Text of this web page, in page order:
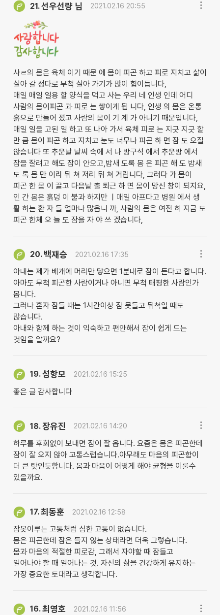
21.선우선량 님 2021.02.16 20:55
사ㄹ의 몸은 육체 이기 때문 에 몸이 피곤 하고 피로 지치고 삶이
살아 갈 정다로 무척 살아 가기가 많이 힘이듭니다,
매일 매일 일용 할 양식을 먹고 사는 우리 네 인생 인데 어디
사람의 몸이피곤 과 피로 는 쌓이게 됩 니다, 인생 의 몸은 온통
흙으로 만들어 졌고 사람의 몸이 기 계 가 아니기 때문입니다,
매일 일을 고된 일 하고 또 나아 가서 육체 피로 는 지긋 지긋 할
만 큼 몸이 피곤 하고 지치고 눈도 너무나 피곤 하 면 잠 도 오질
않슴니다 또 추운날 날씨 속에 서 나 방구석 에서 추운방 에서
잠을 잘려고 해도 잠이 안오고,밤새 도록 몸 은 피곤 해 도 밤새
도 록 몸 만 이리 뒤 쳐 저리 뒤 쳐 거립니다, 그러다 가 몸이
피곤 한 몸 이 끌고 다음날 출 퇴근 하 면 몸이 망신 창이 되지요,
인 간 몸은 흙덩 이 불과 하지만 ㅣ매일 아프다고 병원 에서 생
활 하는 환 자 들 얼마나 많읍니 까, 사람의 몸은 여전 히 지금 도
피곤 한체 오 늘 도 잠을 자 야 쓰 겠습니다,
20. 백재승 2021.02.16 17:35
아내는 제가 베개에 머리만 닿으면 1분내로 잠이 든다고 합니다.
아마도 무척 피곤한 사람이거나 아니면 무척 태평한 사람인가
봅니다.
그러나 혼자 잠들 때는 1시간이상 잠 못들고 뒤척일 때도
많습니다.
아내와 함께 하는 것이 익숙하고 편안해서 잠이 쉽게 드는
것임을 알까요?
19.성항모 2021.02.16 15:25
좋은 글 감사합니다
18.장유진 2021.02.16 14:20
하루를 후회없이 보내면 잠이 잘 옵니다. 요즘은 몸은 피곤한데
잠이 잘 오지 않아 고통스럽습니다.아무래도 마음의 피곤함이
더 큰 탓인듯합니다. 몸과 마음이 어떻게 해야 균형을 이룰수
있을까요.
17.최동훈 2021.02.16 12:58
잠못이루는 고통처럼 심한 고통이 없습니다.
몸은 피곤한데 잠은 들지 않는 상태라면 더욱 그렇습니다.
몸과 마음의 적절한 피로감, 그래서 자야할 때 잠들고
일어나야 할 때 일어나는 것. 자신의 삶을 건강하게 유지하는
가장 중요한 토대라고 생각합니다.
16.최영호 2021.02.16 11:56